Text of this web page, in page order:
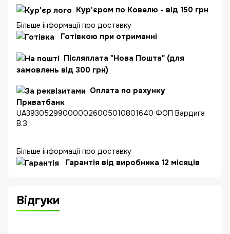
Кур'єром по Ковелю - від 150 грн
Більше інформації про доставку
Готівкою при отриманні
Післяплата "Нова Пошта" (для
замовлень від 300 грн)
Оплата по рахунку
Приватбанк
UA393052990000026005010801640 ФОП Вардига
В.З .
Більше інформації про доставку
Гарантія від виробника 12 місяців
Відгуки